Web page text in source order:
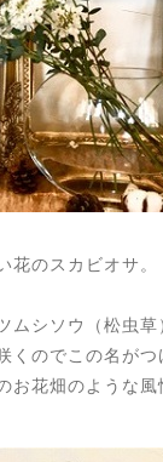
花のスカビオサ。
ムシソウ（松虫草
くのでこの名がつ
お花畑のような風